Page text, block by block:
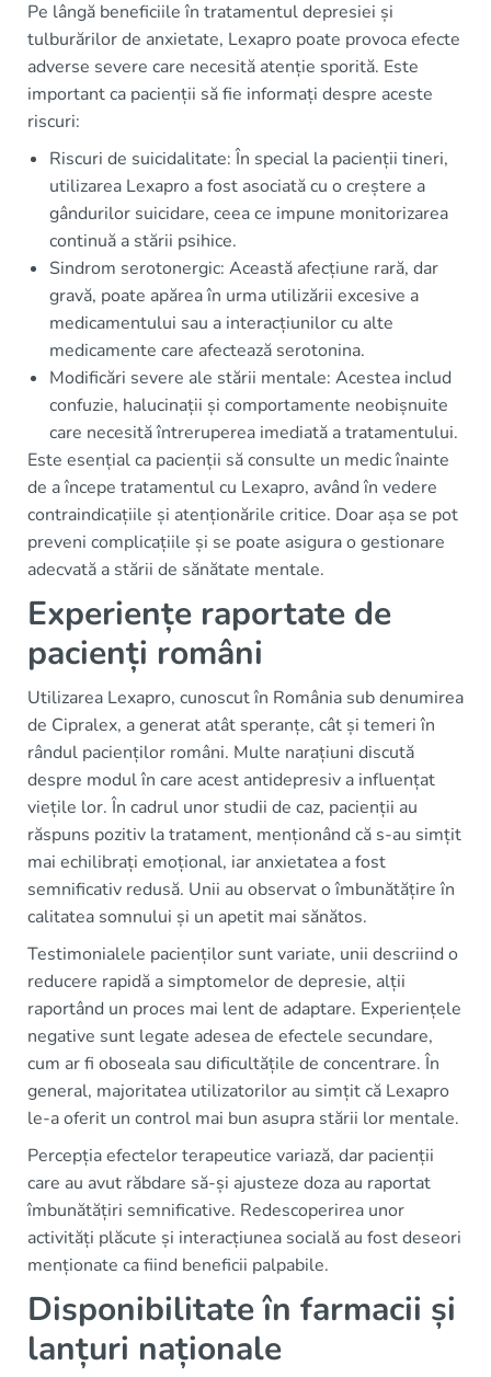
Pe lângă beneficiile în tratamentul depresiei și
tulburărilor de anxietate, Lexapro poate provoca efecte
adverse severe care necesită atenție sporită. Este
important ca pacienții să fie informați despre aceste
riscuri:
Riscuri de suicidalitate: În special la pacienții tineri,
utilizarea Lexapro a fost asociată cu o creștere a
gândurilor suicidare, ceea ce impune monitorizarea
continuă a stării psihice.
Sindrom serotonergic: Această afecțiune rară, dar
gravă, poate apărea în urma utilizării excesive a
medicamentului sau a interacțiunilor cu alte
medicamente care afectează serotonina.
Modificări severe ale stării mentale: Acestea includ
confuzie, halucinații și comportamente neobișnuite
care necesită întreruperea imediată a tratamentului.
Este esențial ca pacienții să consulte un medic înainte
de a începe tratamentul cu Lexapro, având în vedere
contraindicațiile și atenționările critice. Doar așa se pot
preveni complicațiile și se poate asigura o gestionare
adecvată a stării de sănătate mentale.
Experiențe raportate de
pacienți români
Utilizarea Lexapro, cunoscut în România sub denumirea
de Cipralex, a generat atât speranțe, cât și temeri în
rândul pacienților români. Multe narațiuni discută
despre modul în care acest antidepresiv a influențat
viețile lor. În cadrul unor studii de caz, pacienții au
răspuns pozitiv la tratament, menționând că s-au simțit
mai echilibrați emoțional, iar anxietatea a fost
semnificativ redusă. Unii au observat o îmbunătățire în
calitatea somnului și un apetit mai sănătos.
Testimonialele pacienților sunt variate, unii descriind o
reducere rapidă a simptomelor de depresie, alții
raportând un proces mai lent de adaptare. Experiențele
negative sunt legate adesea de efectele secundare,
cum ar fi oboseala sau dificultățile de concentrare. În
general, majoritatea utilizatorilor au simțit că Lexapro
le-a oferit un control mai bun asupra stării lor mentale.
Percepția efectelor terapeutice variază, dar pacienții
care au avut răbdare să-și ajusteze doza au raportat
îmbunătățiri semnificative. Redescoperirea unor
activități plăcute și interacțiunea socială au fost deseori
menționate ca fiind beneficii palpabile.
Disponibilitate în farmacii și
lanțuri naționale